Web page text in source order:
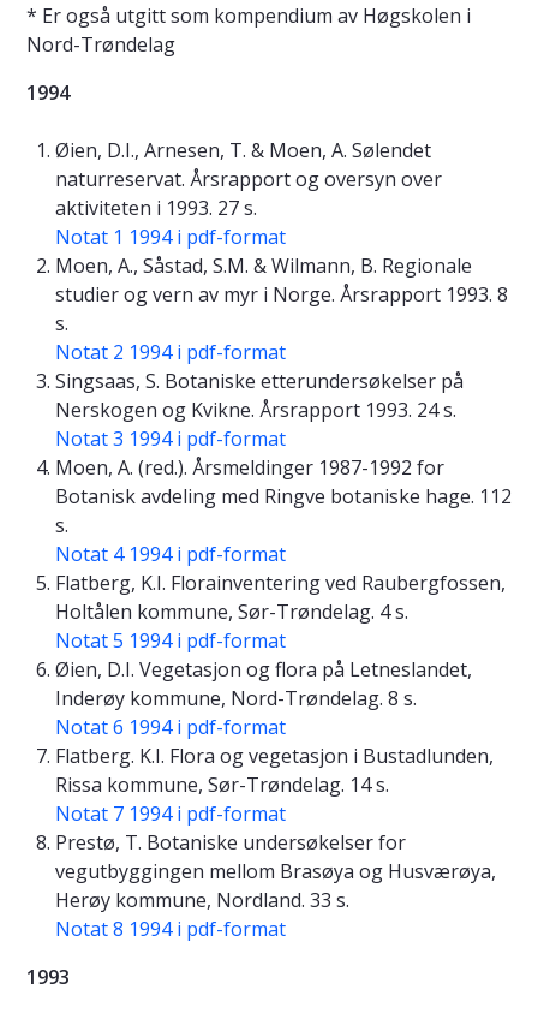
* Er også utgitt som kompendium av Høgskolen i
Nord-Trøndelag
1994
Øien, D.I., Arnesen, T. & Moen, A. Sølendet
naturreservat. Årsrapport og oversyn over
aktiviteten i 1993. 27 s.
Notat 1 1994 i pdf-format
Moen, A., Såstad, S.M. & Wilmann, B. Regionale
studier og vern av myr i Norge. Årsrapport 1993. 8
s.
Notat 2 1994 i pdf-format
Singsaas, S. Botaniske etterundersøkelser på
Nerskogen og Kvikne. Årsrapport 1993. 24 s.
Notat 3 1994 i pdf-format
Moen, A. (red.). Årsmeldinger 1987-1992 for
Botanisk avdeling med Ringve botaniske hage. 112
s.
Notat 4 1994 i pdf-format
Flatberg, K.I. Florainventering ved Raubergfossen,
Holtålen kommune, Sør-Trøndelag. 4 s.
Notat 5 1994 i pdf-format
Øien, D.I. Vegetasjon og flora på Letneslandet,
Inderøy kommune, Nord-Trøndelag. 8 s.
Notat 6 1994 i pdf-format
Flatberg. K.I. Flora og vegetasjon i Bustadlunden,
Rissa kommune, Sør-Trøndelag. 14 s.
Notat 7 1994 i pdf-format
Prestø, T. Botaniske undersøkelser for
vegutbyggingen mellom Brasøya og Husværøya,
Herøy kommune, Nordland. 33 s.
Notat 8 1994 i pdf-format
1993